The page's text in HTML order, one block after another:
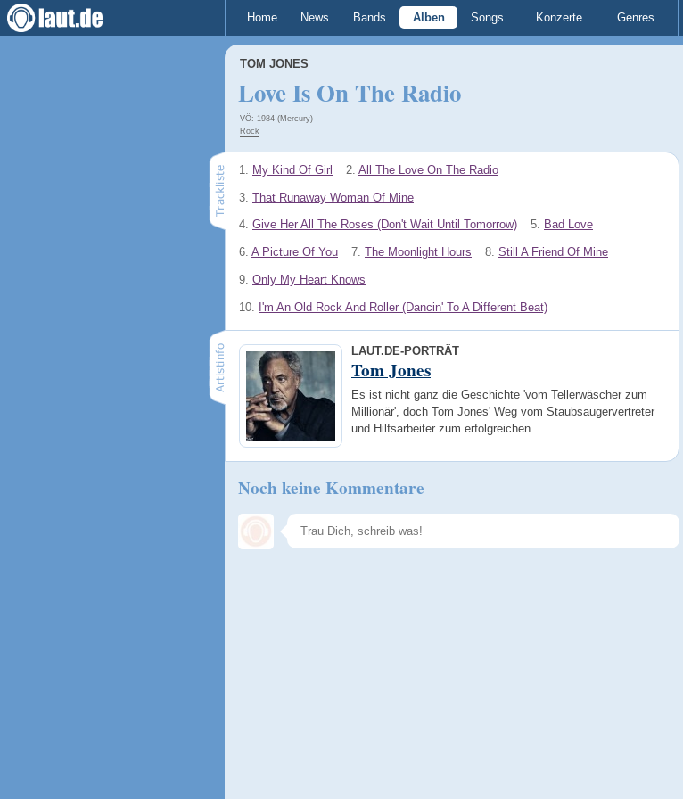
Home News Bands Alben Songs Konzerte Genres
TOM JONES
Love Is On The Radio
VÖ: 1984 (Mercury)
Rock
1. My Kind Of Girl 2. All The Love On The Radio
3. That Runaway Woman Of Mine
4. Give Her All The Roses (Don't Wait Until Tomorrow) 5. Bad Love
6. A Picture Of You 7. The Moonlight Hours 8. Still A Friend Of Mine
9. Only My Heart Knows
10. I'm An Old Rock And Roller (Dancin' To A Different Beat)
LAUT.DE-PORTRÄT
Tom Jones
Es ist nicht ganz die Geschichte 'vom Tellerwäscher zum
Millionär', doch Tom Jones' Weg vom Staubsaugervertreter
und Hilfsarbeiter zum erfolgreichen …
Noch keine Kommentare